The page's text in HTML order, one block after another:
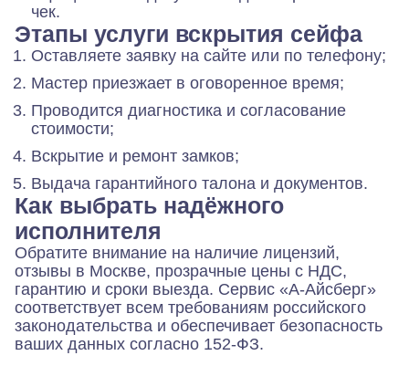
чек.
Этапы услуги вскрытия сейфа
Оставляете заявку на сайте или по телефону;
Мастер приезжает в оговоренное время;
Проводится диагностика и согласование
стоимости;
Вскрытие и ремонт замков;
Выдача гарантийного талона и документов.
Как выбрать надёжного
исполнителя
Обратите внимание на наличие лицензий,
отзывы в Москве, прозрачные цены с НДС,
гарантию и сроки выезда. Сервис «А-Айсберг»
соответствует всем требованиям российского
законодательства и обеспечивает безопасность
ваших данных согласно 152-ФЗ.